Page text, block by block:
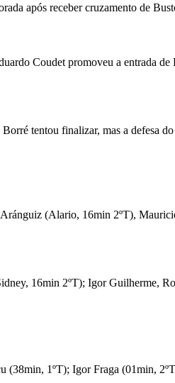
após receber cruzamento de
Coudet promoveu a entrada
tentou finalizar, mas a defesa
(Alario, 16min 2ºT),
16min 2ºT); Igor Guilherme,
(38min, 1ºT); Igor Fraga (01min,